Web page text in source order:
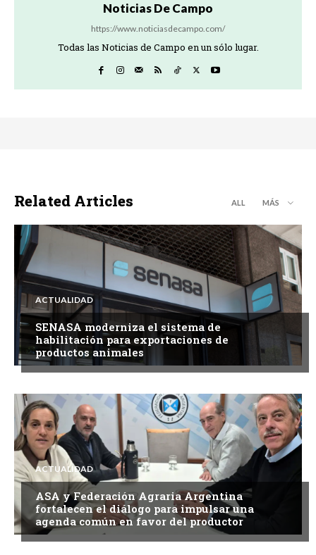
Noticias De Campo
https://www.noticiasdecampo.com/
Todas las Noticias de Campo en un sólo lugar.
Related Articles ALL MÁS
ACTUALIDAD
SENASA moderniza el sistema de
habilitación para exportaciones de
productos animales
ACTUALIDAD
ASA y Federación Agraria Argentina
fortalecen el diálogo para impulsar una
agenda común en favor del productor